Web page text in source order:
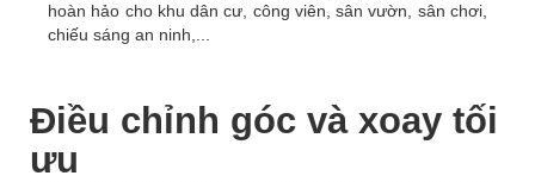
hoàn hảo cho khu dân cư, công viên, sân vườn, sân chơi,
chiếu sáng an ninh,...
Điều chỉnh góc và xoay tối
ưu